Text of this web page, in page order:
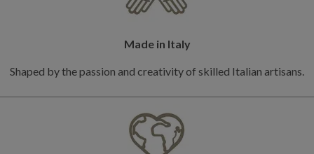
Made in Italy
Shaped by the passion and creativity of skilled Italian artisans.